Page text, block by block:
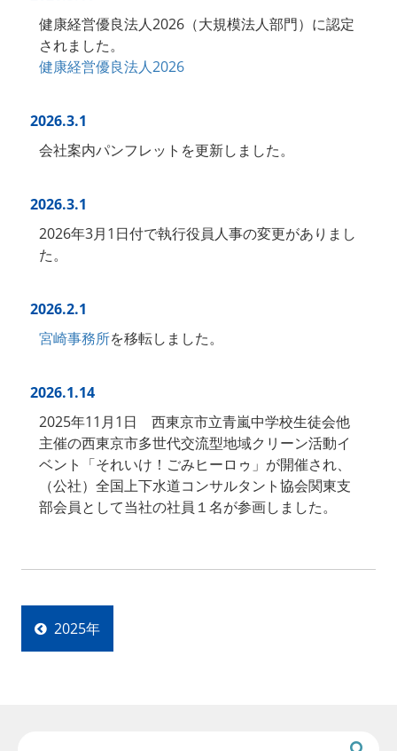
健康経営優良法人2026（大規模法人部門）に認定
されました。
健康経営優良法人2026
2026.3.1
会社案内パンフレットを更新しました。
2026.3.1
2026年3月1日付で執行役員人事の変更がありまし
た。
2026.2.1
宮崎事務所を移転しました。
2026.1.14
2025年11月1日 西東京市立青嵐中学校生徒会他
主催の西東京市多世代交流型地域クリーン活動イ
ベント「それいけ！ごみヒーロゥ」が開催され、
（公社）全国上下水道コンサルタント協会関東支
部会員として当社の社員１名が参画しました。
2025年